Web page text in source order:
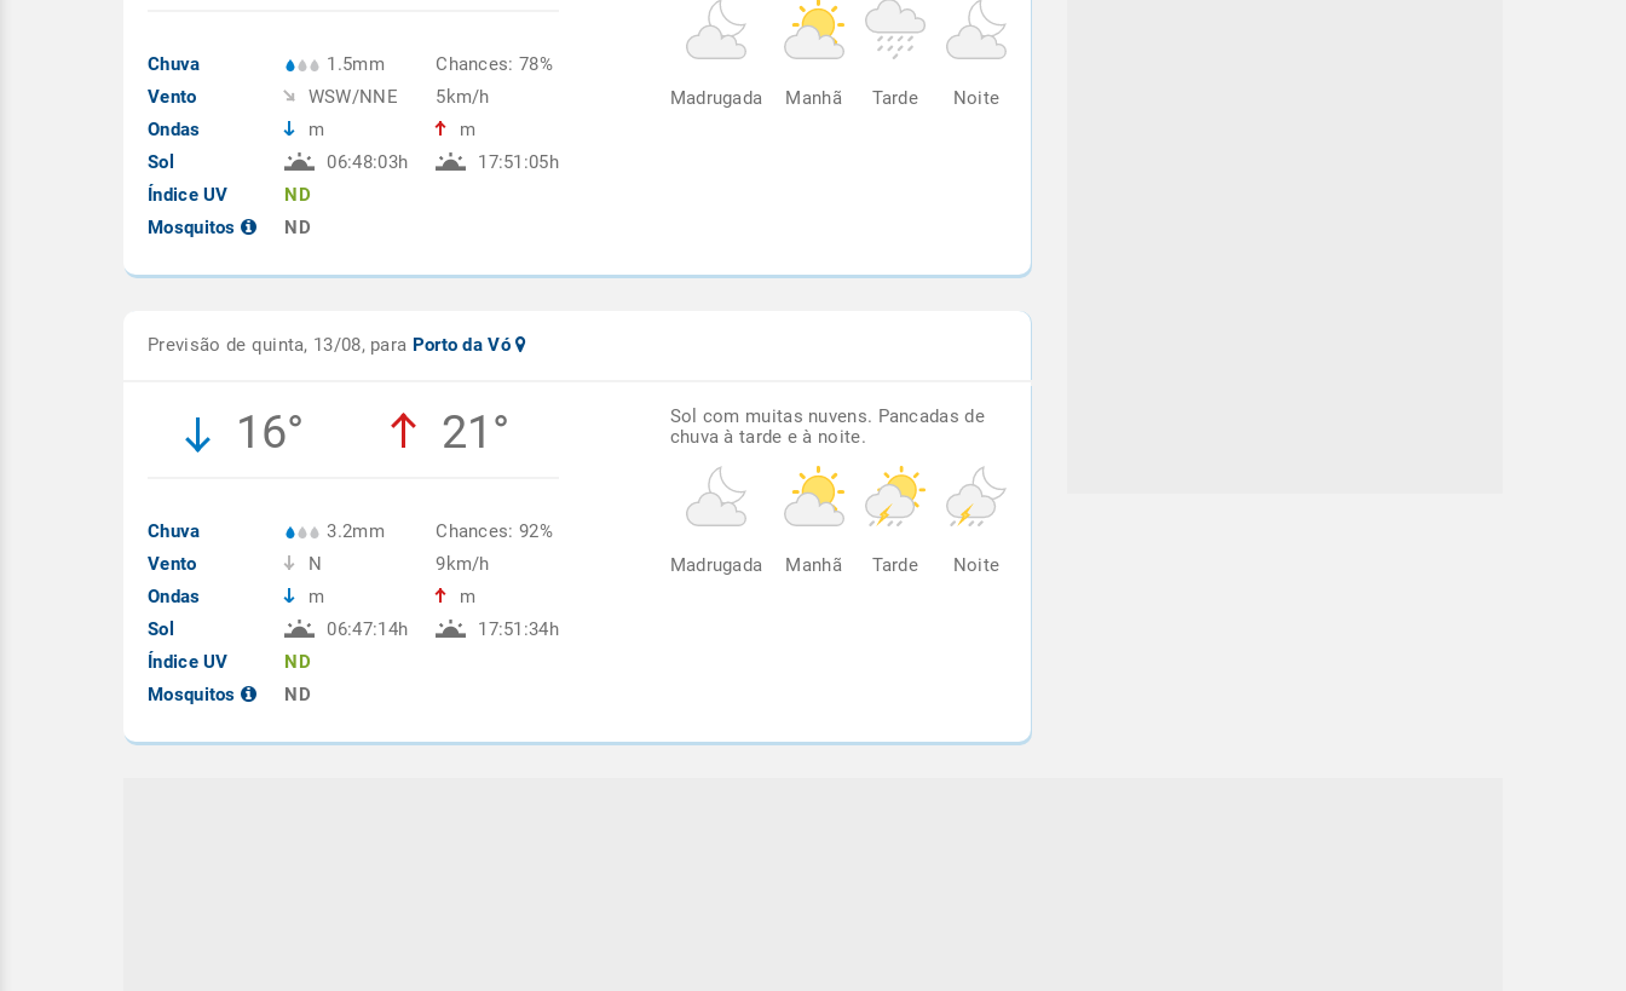
Chuva
Vento
Ondas
Sol
Índice UV
Mosquitos
1.5mm
WSW/NNE
m
06:48:03h
ND
ND
Chances: 78%
5km/h
m
17:51:05h
Madrugada Manhã Tarde Noite
Previsão de quinta, 13/08, para Porto da Vó
16° 21°
Chuva
Vento
Ondas
Sol
Índice UV
Mosquitos
3.2mm
N
m
06:47:14h
ND
ND
Chances: 92%
9km/h
m
17:51:34h
Sol com muitas nuvens. Pancadas de
chuva à tarde e à noite.
Madrugada Manhã Tarde Noite